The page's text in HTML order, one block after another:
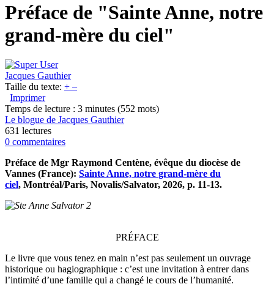
Préface de "Sainte Anne, notre
grand-mère du ciel"
Jacques Gauthier
Taille du texte: + –
Imprimer
Temps de lecture : 3 minutes (552 mots)
Le blogue de Jacques Gauthier
631 lectures
0 commentaires
Préface de Mgr Raymond Centène, évêque du diocèse de
Vannes (France): Sainte Anne, notre grand-mère du
ciel, Montréal/Paris, Novalis/Salvator, 2026, p. 11-13.
PRÉFACE
Le livre que vous tenez en main n’est pas seulement un ouvrage
historique ou hagiographique : c’est une invitation à entrer dans
l’intimité d’une famille qui a changé le cours de l’humanité.